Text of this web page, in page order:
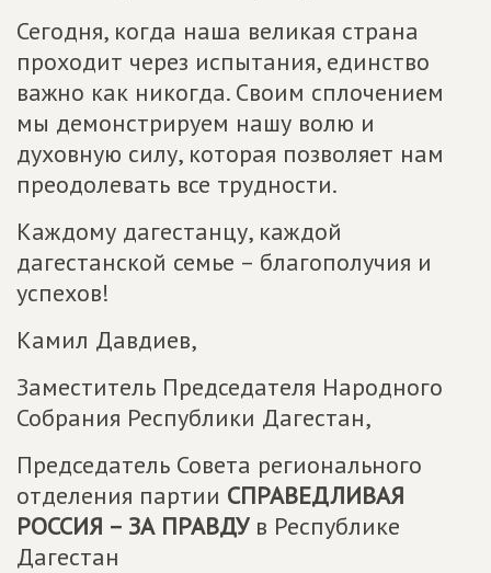
Сегодня, когда наша великая страна
проходит через испытания, единство
важно как никогда. Своим сплочением
мы демонстрируем нашу волю и
духовную силу, которая позволяет нам
преодолевать все трудности.
Каждому дагестанцу, каждой
дагестанской семье – благополучия и
успехов!
Камил Давдиев,
Заместитель Председателя Народного
Собрания Республики Дагестан,
Председатель Совета регионального
отделения партии СПРАВЕДЛИВАЯ
РОССИЯ – ЗА ПРАВДУв Республике
Дагестан